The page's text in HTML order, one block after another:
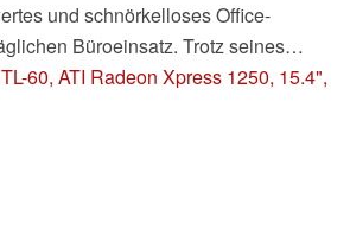
und schnörkelloses Office-
Büroeinsatz. Trotz seines
überzeugen Verarbeitung,
des 15.4-Zöllers mit
60, ATI Radeon Xpress 1250, 15.4",